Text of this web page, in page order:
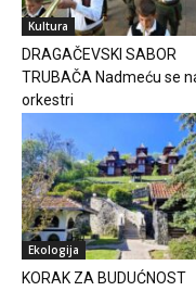
Kultura
DRAGAČEVSKI SABOR
TRUBAČA Nadmeću se
orkestri
Ekologija
KORAK ZA BUDUĆNOST